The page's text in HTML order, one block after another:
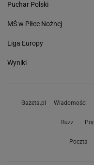
Puchar Polski
MŚ w Piłce Nożnej
Liga Europy
Wyniki
Gazeta.pl Wiadomości
Buzz
Poczta